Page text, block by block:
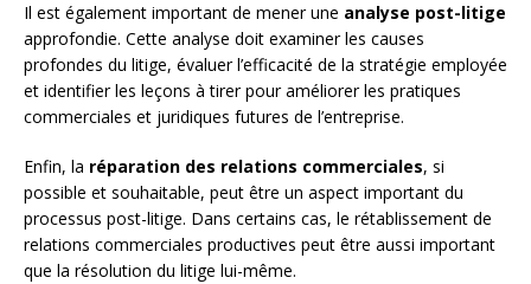
Il est également important de mener une analyse post-litige
approfondie. Cette analyse doit examiner les causes
profondes du litige, évaluer l’efficacité de la stratégie employée
et identifier les leçons à tirer pour améliorer les pratiques
commerciales et juridiques futures de l’entreprise.
Enfin, la réparation des relations commerciales, si
possible et souhaitable, peut être un aspect important du
processus post-litige. Dans certains cas, le rétablissement de
relations commerciales productives peut être aussi important
que la résolution du litige lui-même.